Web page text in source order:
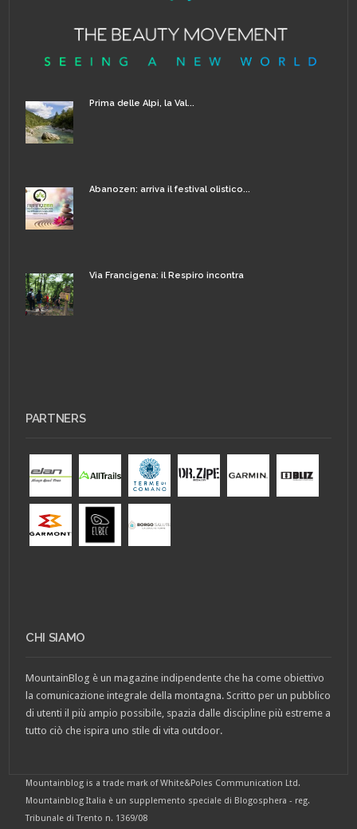
Prima delle Alpi, la Val...
Abanozen: arriva il festival olistico...
Via Francigena: il Respiro incontra
PARTNERS
CHI SIAMO
MountainBlog è un magazine indipendente che ha come obiettivo
la comunicazione integrale della montagna. Scritto per un pubblico
di utenti il più ampio possibile, spazia dalle discipline più estreme a
tutto ciò che ispira uno stile di vita outdoor.
Mountainblog is a trade mark of White&Poles Communication Ltd.
Mountainblog Italia è un supplemento speciale di Blogosphera - reg.
Tribunale di Trento n. 1369/08